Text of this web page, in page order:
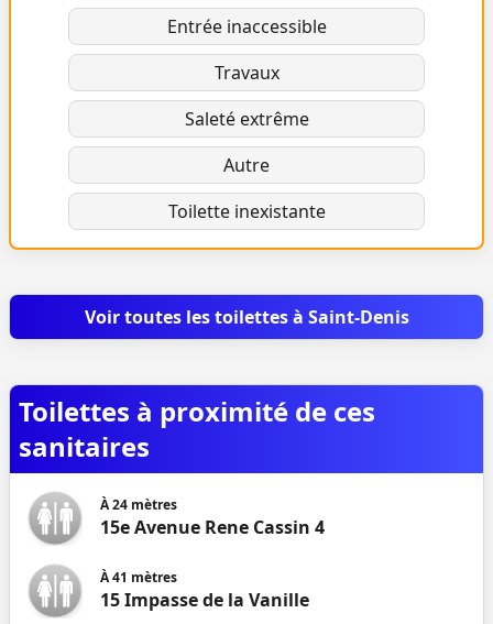
Entrée inaccessible
Travaux
Saleté extrême
Autre
Toilette inexistante
Voir toutes les toilettes à Saint-Denis
Toilettes à proximité de ces
sanitaires
À24 mètres
15e Avenue Rene Cassin 4
À41 mètres
15 Impasse de la Vanille